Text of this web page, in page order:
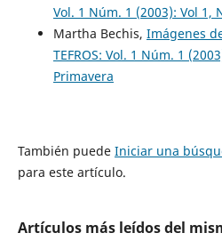
Vol. 1 Núm. 1 (2003): Vol 1,
Martha Bechis, Imágenes
TEFROS: Vol. 1 Núm. 1
Primavera
También puede Iniciar una
para este artículo.
Artículos más leídos del